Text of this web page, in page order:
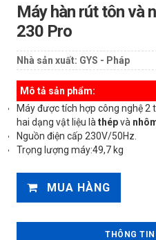
Máy hàn rút tôn và
230 Pro
Nhà sản xuất: GYS - Pháp
Mô tả sản phẩm:
Máy được tích hợp công nghệ 2
hai dạng vật liệu là thépvà
Nguồn điện cấp 230V/50Hz.
Trọng lượng máy:49,7 kg
MUA HÀNG
THÔNG